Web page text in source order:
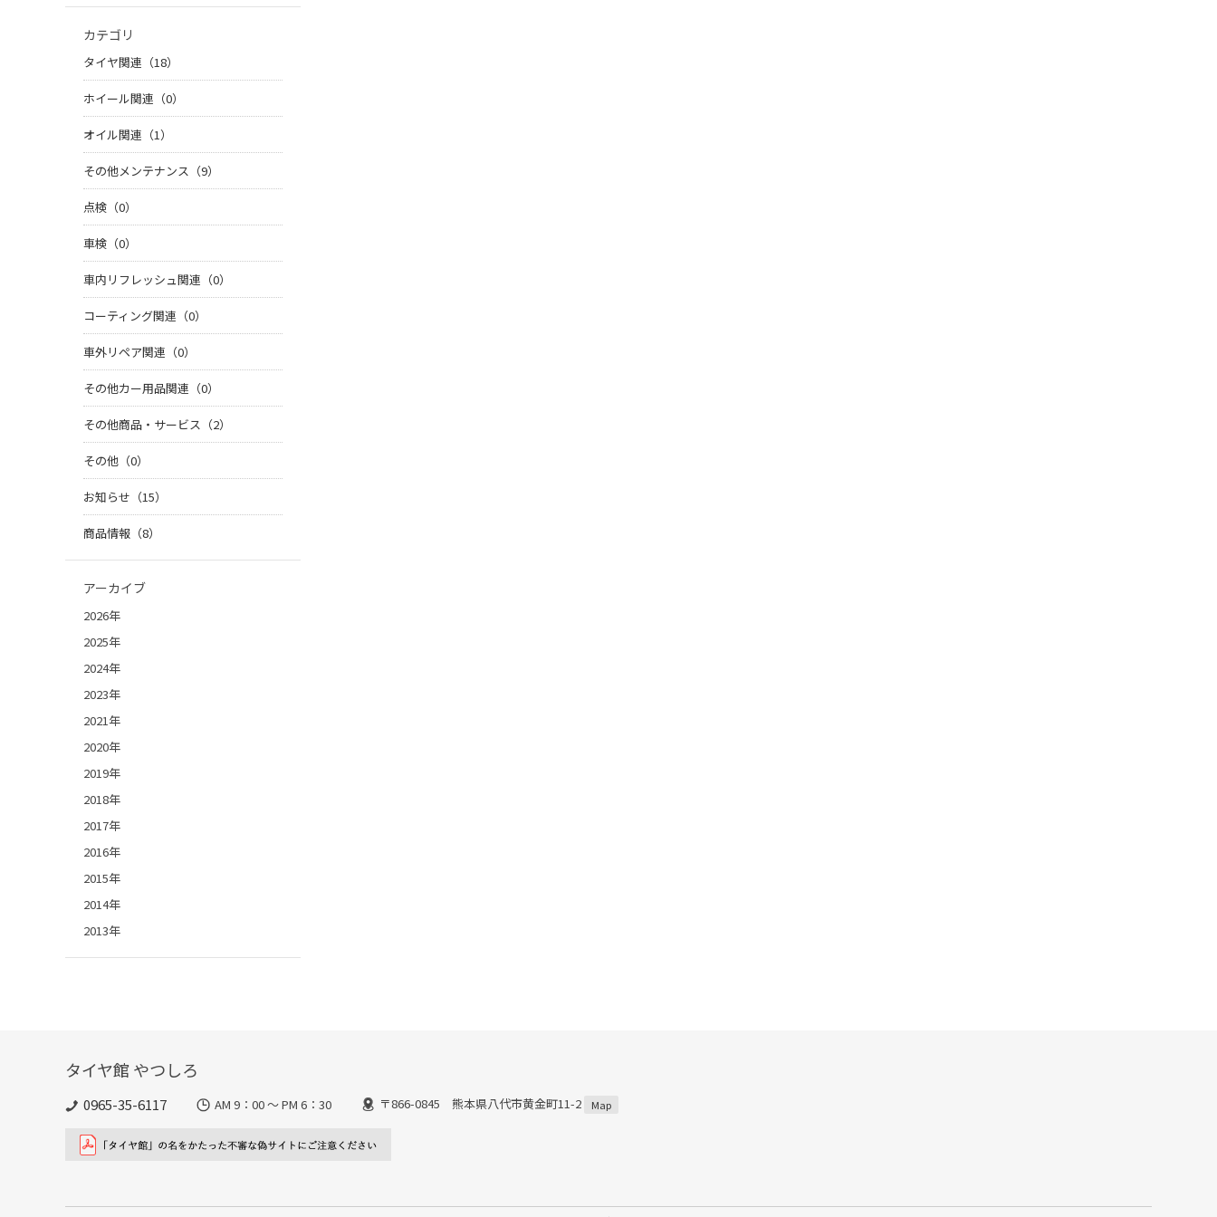
カテゴリ
タイヤ関連（18）
ホイール関連（0）
オイル関連（1）
その他メンテナンス（9）
点検（0）
車検（0）
車内リフレッシュ関連（0）
コーティング関連（0）
車外リペア関連（0）
その他カー用品関連（0）
その他商品・サービス（2）
その他（0）
お知らせ（15）
商品情報（8）
アーカイブ
2026年
2025年
2024年
2023年
2021年
2020年
2019年
2018年
2017年
2016年
2015年
2014年
2013年
タイヤ館 やつしろ
0965-35-6117 AM 9：00 ～ PM 6：30 〒866-0845 熊本県八代市黄金町11-2 Map